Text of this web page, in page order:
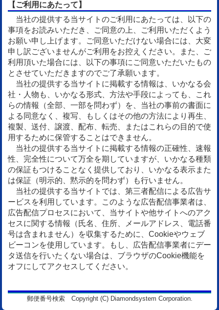
【ご利用にあたって】
当社の提供する当サイトのご利用にあたっては、以下の
事項をお読みいただき、ご同意の上、ご利用いただくよう
お願い申し上げます。ご同意いただけない場合には、大変
申し訳ございませんがご利用をお控えください。また、ご
利用頂いた場合には、以下の事項にご同意いただいたもの
とさせていただきますのでご了承願います。
当社の提供する当サイトに掲載する情報は、いかなる会
社・人物も、いかなる形式、方法や手段によっても、これ
らの情報（全部、一部を問わず）を、当社の事前の書面に
よる同意なく、複写、もしくはその他の方法により再生、
複製、送付、譲渡、配布、転売、またはこれらの目的で使
用するために保管することはできません。
当社の提供する当サイトに掲載する情報の正確性、速報
性、完全性について万全を期していますが、いかなる種類
の保証もつけることなく提供しており、いかなる表示また
は保証（明示的、黙示的を問わず）も行いません。
当社の提供する当サイトでは、第三者配信による広告サ
ービスを利用しています。このような広告配信事業者は、
広告配信プロセスにおいて、当サイトや他サイトへのアク
セスに関する情報（氏名、住所、メールアドレス、電話番
号は含まれません）を収集するために、Cookieやウェブ
ビーコンを使用しています。もし、広告配信事業者にデー
タ送信を行いたくない場合は、ブラウザのCookie機能を
オフにしてアクセスしてください。
郵便番号検索 Copyright (C) Diamondsystem Corporation.